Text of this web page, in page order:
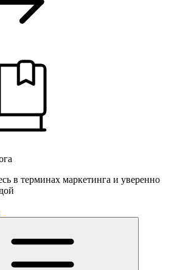
в терминах маркетинга и уверенно